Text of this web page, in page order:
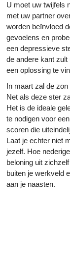
U moet uw twijfels
met uw partner
worden beïnvloed
gevoelens en
een depressieve
de andere kant
een oplossing te
In maart zal de
Net als deze ster
Het is de ideale
te nodigen voor
scoren die
Laat je echter niet
jezelf. Hoe
beloning uit
buiten je werkveld
aan je naasten.